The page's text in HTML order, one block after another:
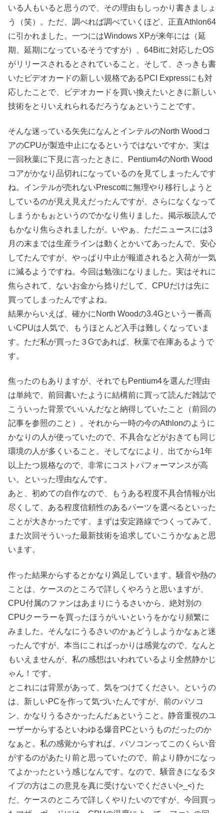
いる人もいると思うので、その理由もしっかり書きましょ
う（笑）。ただ、調べれば調べていくほど、正直Athlon64
に引かれました。一つにはWindows XPが来年には（延
期、延期になっているそうですが）、64Bitに対応したOS
がリリースされるとされていること。そして、さっきも書
いたビデオカードの新しい規格であるPCI Expressにも対
応したことで、ビデオカードを買い換えたいときに新しい
技術をとりいえれられるだろうなぁということです。
そんな迷っている矢先になんとインテルのNorth Woodコ
アのCPUが製造中止になるというではないですか。実は
一回秋葉に下見に言ったときに、Pentium4のNorth Wood
コアがかなり品切れになっているのを見てしまったんです
ね。インテルが売れないPrescottに無理やり移行しようと
しているのが見え見えだったんですが、さらになくなって
しまうかもぉというのでかなり焦りました。掲示板読んで
もかなり焦らされましたが。いやぁ、ただニュースには3
月の末までは生産ラインは動くとかいてあったんで、安心
してたんですが、やっぱり中止が報道されると入荷が一気
に減るようですね。今回は勉強になりました。実はそれに
焦らされて、ないお金から捻りだして、CPUだけは先に
買ってしまったんですよね。
結果からいえば、確かにNorth Woodの3.4Gという一番高
いCPUは人気で、もうほとんど入手は難しくなっていま
す。ただ私が買った３Gであれば、秋葉で在庫あるようで
す。
焦ったのもありますが、それでもPentium4を選んだ理由
は単純で、前回書いたように結構前に買って読んだ雑誌で
こういった背景でいいんだなと納得していたこと（前回の
記事を参照のこと）。それから一時の今のAthlonのように
かなりの人が使っていたので、不具合などがおきても同じ
環境の人が多くいること。そしてなにより、出てから1年
以上たつ規格なので、非常にコストパフォーマンスが高
い。といった理由なんです。
あと、初めての自作なので、もうある程度不具合情報が出
尽くして、ある程度信頼性のあるパーツを選べるといった
ことが大きかったです。まずは安定路線でつくってみて、
また次回そういった最新技術を追求していこうかなぁと思
います。
作った結果からするとかなり満足しています。騒音や熱の
ことは、ケースのところで詳しくやろうと思いますが、
CPU付属のファンはあまりにうるさいから、絶対別の
CPUクーラーを買ったほうがいいというをかなり頻繁に
みました。そんなにうるさいのかぁどうしようかなぁと迷
ったんですが、本当にこればっかりは感覚なので、なんと
もいえませんが、私の感想はいわれているより全然静かじ
ゃん！です。
とこれには背景があって、気をつけてください。というの
は、新しいPCを作って気づいたんですが、前のパソコ
ン、かなりうるさかったんだぁということ。静音重視のユ
ーザーからするといわゆる爆音PCというものだったのか
なぁと。私の感覚からすれば、パソコンってこのくらい音
がするのがあたり前と思っていたので、前より静かになっ
てよかったという感じなんです。なので、騒音きになるタ
イプの方はこの意見を真に受けないでください(>_<) た
だ、ケースのところで詳しくやりたいのですが、今回買っ